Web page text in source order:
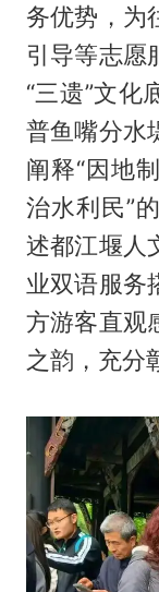
务优势，为
引导等志愿
“三遗”文化
普鱼嘴分水
阐释“因地
治水利民”
述都江堰人
业双语服务
方游客直观
之韵，充分